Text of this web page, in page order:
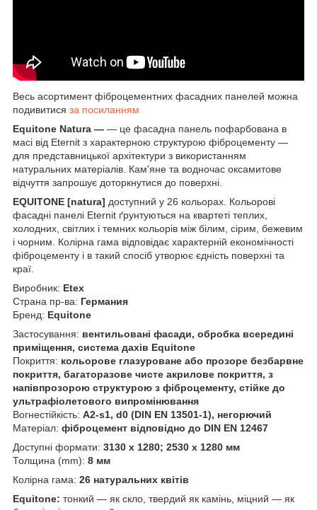
Весь асортимент фіброцементних фасадних панелей можна
подивитися за посиланням
Equitone Natura — — це фасадна панель пофарбована в
масі від Eternit з характерною структурою фіброцементу —
для представницької архітектури з використанням
натуральних матеріалів. Кам'яне та водночас оксамитове
відчуття запрошує доторкнутися до поверхні.
EQUITONE [natura] доступний у 26 кольорах. Кольорові
фасадні панелі Eternit ґрунтуються на квартеті теплих,
холодних, світлих і темних кольорів між білим, сірим, бежевим
і чорним. Колірна гама відповідає характерній економічності
фіброцементу і в такий спосіб утворює єдність поверхні та
краї.
Виробник: Etex
Страна пр-ва: Германия
Бренд: Equitone
Застосування: вентильовані фасади, обробка всередині
приміщення, система дахів Equitone
Покриття: кольорове глазуроване або прозоре безбарвне
покриття, багаторазове чисте акрилове покриття, з
напівпрозорою структурою з фіброцементу, стійке до
ультрафіолетового випромінювання
Вогнестійкість: А2-s1, d0 (DIN EN 13501-1), негорючий
Матеріал: фіброцемент відповідно до DIN EN 12467
Доступні формати: 3130 х 1280; 2530 х 1280 мм
Толщина (mm): 8 мм
Колірна гама: 26 натуральних квітів
Equitone: тонкий — як скло, твердий як камінь, міцний — як